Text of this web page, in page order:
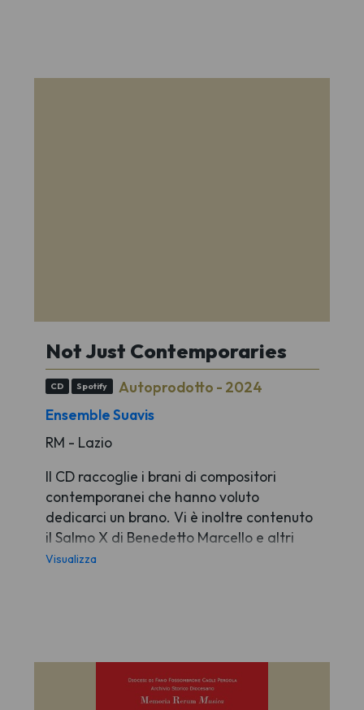
Not Just Contemporaries
CD Spotify
Autoprodotto - 2024
Ensemble Suavis
RM - Lazio
Il CD raccoglie i brani di compositori
contemporanei che hanno voluto
dedicarci un brano. Vi è inoltre contenuto
il Salmo X di Benedetto Marcello e altri
brani sacri antichi e contemporanei.
Visualizza